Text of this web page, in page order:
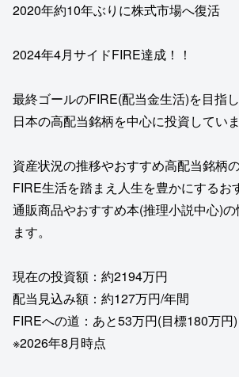
2020年約10年ぶりに株式市場へ復活
2024年4月サイドFIRE達成！！
最終ゴールのFIRE(配当金生活)を目指し
日本の高配当銘柄を中心に投資していま
資産状況の推移やおすすめ高配当銘柄の
FIRE生活を踏まえ人生を豊かにするお
通販商品やおすすめ本(推理小説中心)
ます。
現在の投資額：約2194万円
配当見込み額：約127万円/年間
FIREへの道：あと53万円(目標180万円)
※2026年8月時点